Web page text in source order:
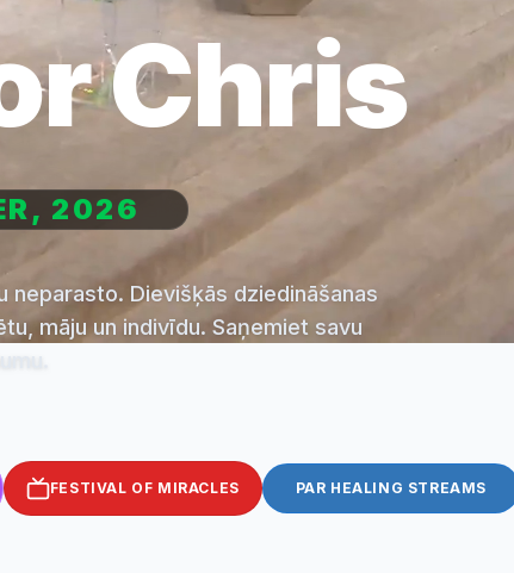
Chris
2026
Dievišķās dziedināšanas
māju un indivīdu. Saņemiet savu
FESTIVAL OF MIRACLES PAR HEALING STREAMS